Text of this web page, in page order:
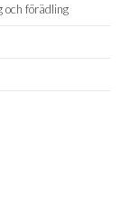
förädling